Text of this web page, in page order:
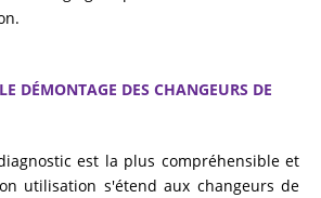
DÉMONTAGE DES CHANGEURS DE
est la plus compréhensible et
utilisation s'étend aux changeurs de